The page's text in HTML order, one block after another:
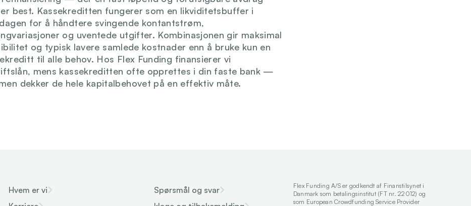
best. Kassekreditten fungerer som en likviditetsbuffer i
for å håndtere svingende kontantstrøm,
og uventede utgifter. Kombinasjonen gir maksimal
og typisk lavere samlede kostnader enn å bruke kun en
til alle behov. Hos Flex Funding finansierer vi
mens kassekreditten ofte opprettes i din faste bank —
dekker de hele kapitalbehovet på en effektiv måte.
Hvem er vi
Spørsmål og svar
Flex Funding A/S er godkendt af Finanstilsynet i
Danmark som betalingsinstitut (FT nr. 22012) og
som European Crowdfunding Service Provider